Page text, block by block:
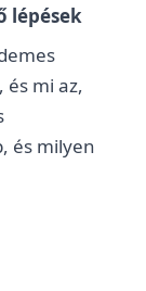
lépések
mi az,
és milyen